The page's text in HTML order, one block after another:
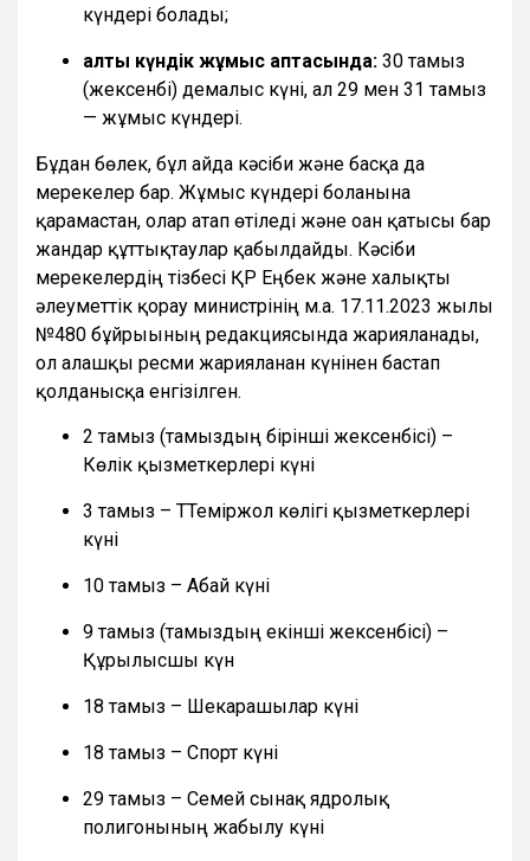
күндері болады;
алты күндік жұмыс аптасында: 30 тамыз
(жексенбі) демалыс күні, ал 29 мен 31 тамыз
— жұмыс күндері.
Бұдан бөлек, бұл айда кәсіби және басқа да
мерекелер бар. Жұмыс күндері болғанына
қарамастан, олар атап өтіледі және оған қатысы бар
жандар құттықтаулар қабылдайды. Кәсіби
мерекелердің тізбесі ҚР Еңбек және халықты
әлеуметтік қорғау министрінің м.а. 17.11.2023 жылғы
№480 бұйрығының редакциясында жарияланады,
ол алғашқы ресми жарияланған күнінен бастап
қолданысқа енгізілген.
2 тамыз (тамыздың бірінші жексенбісі) –
Көлік қызметкерлері күні
3 тамыз – ТТеміржол көлігі қызметкерлері
күні
10 тамыз – Абай күні
9 тамыз (тамыздың екінші жексенбісі) –
Құрылысшы күн
18 тамыз – Шекарашылар күні
18 тамыз – Спорт күні
29 тамыз – Семей сынақ ядролық
полигонының жабылу күні